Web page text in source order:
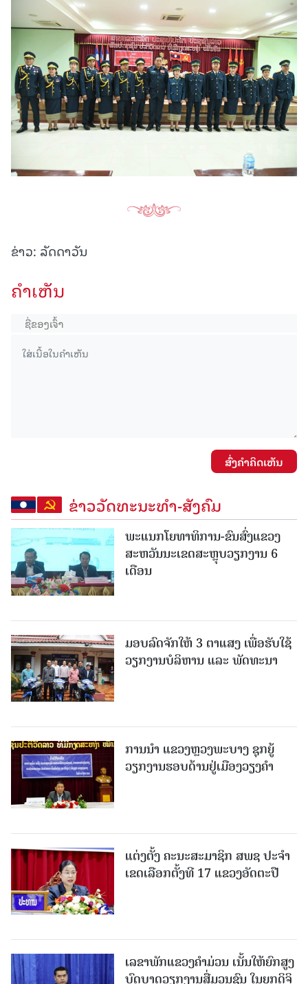
ຂ່າວ: ລັດດາວັນ
ຄໍາເຫັນ
ສົ່ງຄໍາຄິດເຫັນ
ຂ່າວວັດທະນະທຳ-ສັງຄົມ
ພະແນກໂຍທາທິການ-ຂົນສົ່ງແຂວງ
ສະຫວັນນະເຂດສະຫຼຸບວຽກງານ 6
ເດືອນ
ມອບລົດຈັກໃຫ້ 3 ຕາແສງ ເພື່ອຮັບໃຊ້
ວຽກງານບໍລິຫານ ແລະ ພັດທະນາ
ການນຳ ແຂວງຫຼວງພະບາງ ຊຸກຍູ້
ວຽກງານຮອບດ້ານຢູ່ເມືອງວຽງຄໍາ
ແຕ່ງຕັ້ງ ຄະນະສະມາຊິກ ສພຊ ປະຈຳ
ເຂດເລືອກຕັ້ງທີ 17 ແຂວງອັດຕະປື
ເລຂາພັກແຂວງຄໍາມ່ວນ ເນັ້ນໃຫ້ຍົກສູງ
ບົດບາດວຽກງານສື່ມວນຊົນ ໃນຍຸກດິຈິ